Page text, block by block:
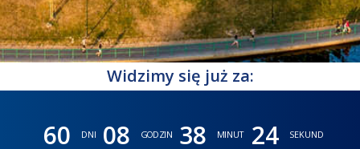
Widzimy się już za:
60 DNI 08 GODZIN 38 MINUT 22 SEKUND